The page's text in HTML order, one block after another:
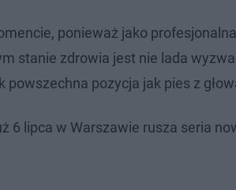
ponieważ jako
stanie zdrowia jest nie lada
powszechna pozycja jak pies z
6 lipca w Warszawie rusza seria